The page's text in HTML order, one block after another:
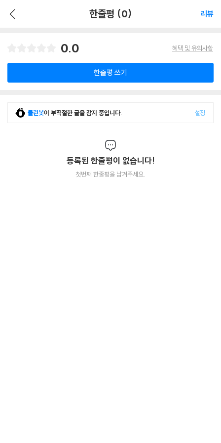
한줄평 (0) 리뷰
0.0 혜택 및 유의사항
한줄평 쓰기
클린봇이 부적절한 글을 감지 중입니다. 설정
등록된 한줄평이 없습니다!
첫번째 한줄평을 남겨주세요.